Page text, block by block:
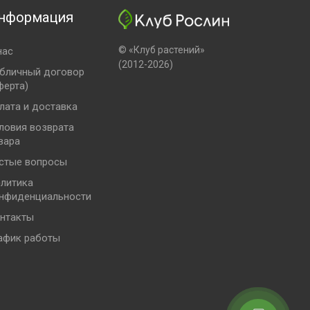
договор
и доставка
возврата
вопросы
работы
© «Клуб растений»
(2012-2026)